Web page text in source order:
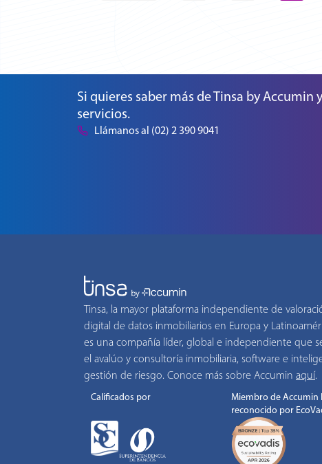
Si quieres saber más de Tinsa by
servicios.
Llámanos al (02) 2 390 9041
Tinsa, la mayor plataforma independiente de
digital de datos inmobiliarios en Europa y
es una compañía líder, global e independiente que
el avalúo y consultoría inmobiliaria, software e
gestión de riesgo. Conoce más sobre Accumin aquí.
Calificados por
Miembro de Accumin
reconocido por